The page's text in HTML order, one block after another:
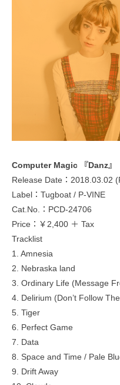
Computer Magic 『Danz』
Release Date：2018.03.02
Label：Tugboat / P-VINE
Cat.No.：PCD-24706
Price：￥2,400 ＋ Tax
Tracklist
1. Amnesia
2. Nebraska land
3. Ordinary Life (Message
4. Delirium (Don’t Follow
5. Tiger
6. Perfect Game
7. Data
8. Space and Time / Pale
9. Drift Away